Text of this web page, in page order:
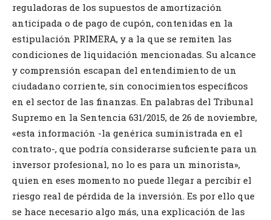
reguladoras de los supuestos de amortización
anticipada o de pago de cupón, contenidas en la
estipulación PRIMERA, y a la que se remiten las
condiciones de liquidación mencionadas. Su alcance
y comprensión escapan del entendimiento de un
ciudadano corriente, sin conocimientos específicos
en el sector de las finanzas. En palabras del Tribunal
Supremo en la Sentencia 631/2015, de 26 de noviembre,
«esta información -la genérica suministrada en el
contrato-, que podría considerarse suficiente para un
inversor profesional, no lo es para un minorista»,
quien en eses momento no puede llegar a percibir el
riesgo real de pérdida de la inversión. Es por ello que
se hace necesario algo más, una explicación de las